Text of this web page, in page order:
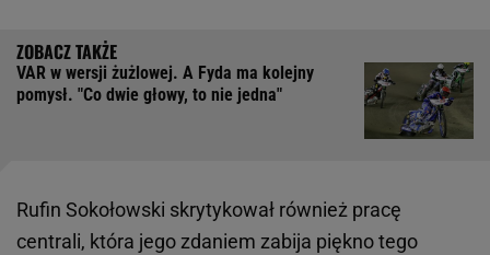
VAR w wersji żużlowej. A Fyda ma kolejny
pomysł. "Co dwie głowy, to nie jedna"
Rufin Sokołowski skrytykował również pracę
centrali, która jego zdaniem zabija piękno tego